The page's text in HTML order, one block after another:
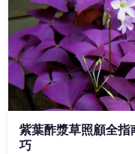
紫葉酢漿草照顧全
巧